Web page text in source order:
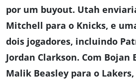
por um buyout. Utah
Mitchell para o Knicks, e
dois jogadores, incluindo
Jordan Clarkson. Com Bojan
Malik Beasley para o Lakers,